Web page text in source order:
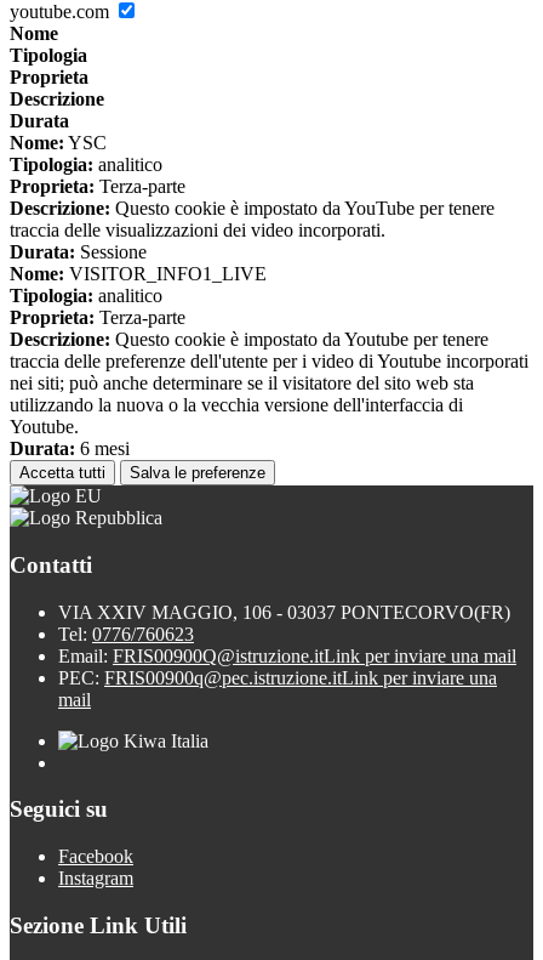
youtube.com
Nome
Tipologia
Proprieta
Descrizione
Durata
Nome: YSC
Tipologia: analitico
Proprieta: Terza-parte
Descrizione: Questo cookie è impostato da YouTube per tenere
traccia delle visualizzazioni dei video incorporati.
Durata: Sessione
Nome: VISITOR_INFO1_LIVE
Tipologia: analitico
Proprieta: Terza-parte
Descrizione: Questo cookie è impostato da Youtube per tenere
traccia delle preferenze dell'utente per i video di Youtube incorporati
nei siti; può anche determinare se il visitatore del sito web sta
utilizzando la nuova o la vecchia versione dell'interfaccia di
Youtube.
Durata: 6 mesi
Accetta tutti Salva le preferenze
Contatti
VIA XXIV MAGGIO, 106 - 03037 PONTECORVO(FR)
Tel: 0776/760623
Email: FRIS00900Q@istruzione.itLink per inviare una mail
PEC: FRIS00900q@pec.istruzione.itLink per inviare una
mail
Seguici su
Facebook
Instagram
Sezione Link Utili